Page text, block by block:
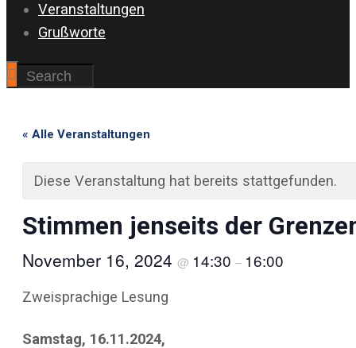
Veranstaltungen
Grußworte
« Alle Veranstaltungen
Diese Veranstaltung hat bereits stattgefunden.
Stimmen jenseits der
November 16, 2024 @ 14:30 – 16:00
Zweisprachige Lesung
Samstag, 16.11.2024,